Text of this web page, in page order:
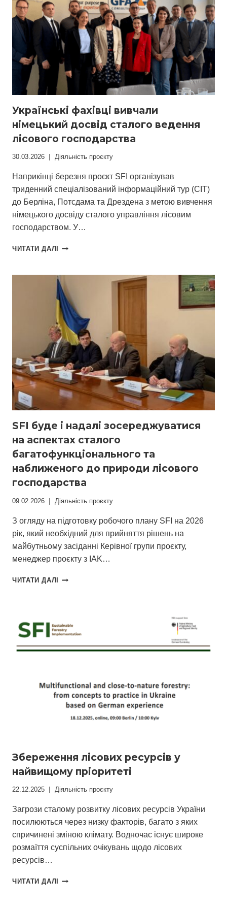
Українські фахівці вивчали
німецький досвід сталого ведення
лісового господарства
30.03.2026 Діяльність проєкту
Наприкінці березня проєкт SFI організував
триденний спеціалізований інформаційний тур (CIТ)
до Берліна, Потсдама та Дрездена з метою вивчення
німецького досвіду сталого управління лісовим
господарством. У…
ЧИТАТИ ДАЛІ
УКРАЇНСЬКІ
НІМЕЦЬКИЙ
ДОСВІД
СТАЛОГО
ВЕДЕННЯ
ЛІСОВОГО
ГОСПОДАРСТВА
SFI буде і надалі зосереджуватися
на аспектах сталого
багатофункціонального та
наближеного до природи лісового
господарства
09.02.2026 Діяльність проєкту
З огляду на підготовку робочого плану SFI на 2026
рік, який необхідний для прийняття рішень на
майбутньому засіданні Керівної групи проєкту,
менеджер проєкту з IAK…
ЧИТАТИ ДАЛІ
SFI
НА
СТАЛОГО
ДО
ПРИРОДИ
ЛІСОВОГО
ГОСПОДАРСТВА
Збереження лісових ресурсів у
найвищому пріоритеті
22.12.2025 Діяльність проєкту
Загрози сталому розвитку лісових ресурсів України
посилюються через низку факторів, багато з яких
спричинені зміною клімату. Водночас існує широке
розмаїття суспільних очікувань щодо лісових
ресурсів…
ЧИТАТИ ДАЛІ
ЗБЕРЕЖЕННЯ